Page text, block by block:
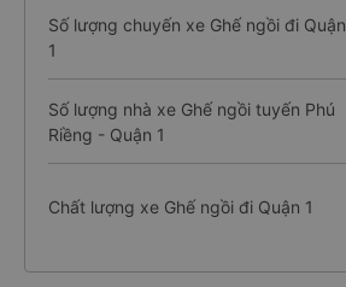
Số lượng chuyến xe Ghế ngồi đi Quận
1
Số lượng nhà xe Ghế ngồi tuyến Phú
Riềng - Quận 1
Chất lượng xe Ghế ngồi đi Quận 1